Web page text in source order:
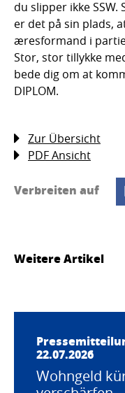
du slipper ikke
er det på sin plads,
æresformand i
Stor, stor tillykke
bede dig om at
DIPLOM.
Zur Übersicht
PDF Ansicht
Verbreiten auf
Weitere Artikel
22.07.2026
Wohngeld